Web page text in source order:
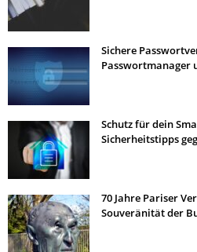
Sichere
Passwortmanager
Schutz für dein
Sicherheitstipps
70 Jahre Pariser
Souveränität der